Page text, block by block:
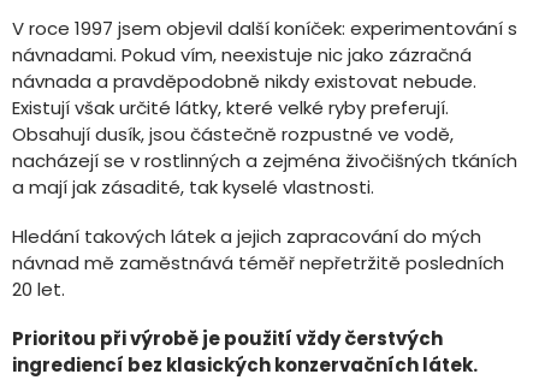
í
p
r
v
k
y
v
ý
i
s
V roce 1997 jsem objevil další koníček: experimentování s
návnadami. Pokud vím, neexistuje nic jako zázračná
návnada a pravděpodobně nikdy existovat nebude.
Existují však určité látky, které velké ryby preferují.
Obsahují dusík, jsou částečně rozpustné ve vodě,
nacházejí se v rostlinných a zejména živočišných tkáních
a mají jak zásadité, tak kyselé vlastnosti.
Hledání takových látek a jejich zapracování do mých
návnad mě zaměstnává téměř nepřetržitě posledních
20 let.
Prioritou při výrobě je použití vždy čerstvých
ingrediencí bez klasických konzervačních látek.